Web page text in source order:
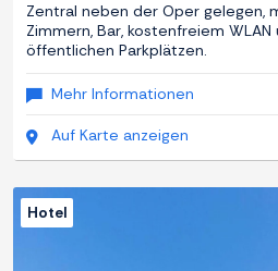
Zentral neben der Oper gelegen,
Zimmern, Bar, kostenfreiem
öffentlichen Parkplätzen.
Mehr Informationen
Auf Karte anzeigen
Hotel